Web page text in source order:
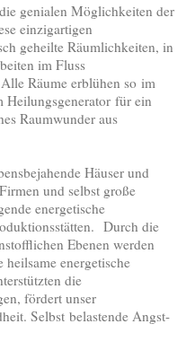
genialen Möglichkeiten der
einzigartigen
geheilte Räumlichkeiten, in
im Fluss
Räume erblühen so im
Heilungsgenerator für ein
Raumwunder aus
Häuser und
und selbst große
energetische
Durch die
Ebenen werden
energetische
die
fördert unser
Selbst belastende Angst-